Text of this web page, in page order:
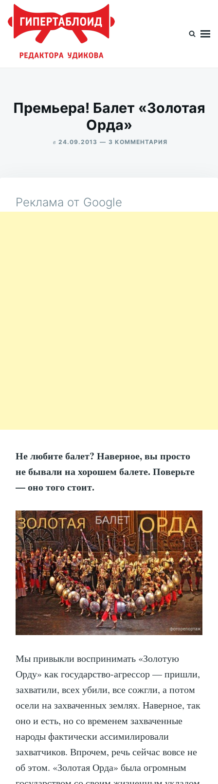
Перейти
содержимому
Искать:
Премьера! Балет «Золотая
Орда»
в 24.09.2013 3 КОММЕНТАРИЯ
Реклама от Google
Не любите балет? Наверное, вы просто
не бывали на хорошем балете. Поверьте
— оно того стоит.
Мы привыкли воспринимать «Золотую
Орду» как государство-агрессор — пришли,
захватили, всех убили, все сожгли, а потом
осели на захваченных землях. Наверное, так
оно и есть, но со временем захваченные
народы фактически ассимилировали
захватчиков. Впрочем, речь сейчас вовсе не
об этом. «Золотая Орда» была огромным